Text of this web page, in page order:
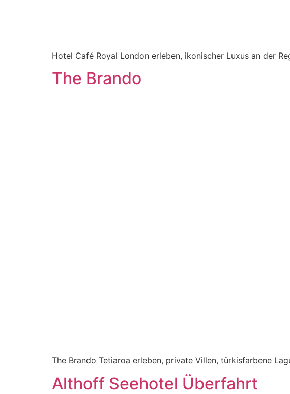
Hotel Café Royal London erleben, ikonischer Luxus an der
The Brando
The Brando Tetiaroa erleben, private Villen, türkisfarbene
Althoff Seehotel Überfahrt